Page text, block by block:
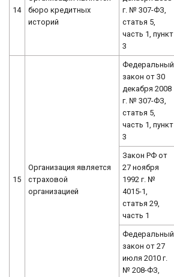
14
бюро кредитных
историй
г. № 307-ФЗ,
статья 5,
часть 1, пункт
3
15
Организация является
страховой
организацией
Федеральный
закон от 30
декабря 2008
г. № 307-ФЗ,
статья 5,
часть 1, пункт
3
Закон РФ от
27 ноября
1992 г. №
4015-1,
статья 29,
часть 1
Федеральный
закон от 27
июля 2010 г.
№ 208-ФЗ,